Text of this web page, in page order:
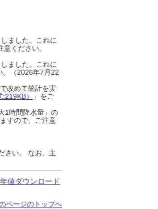
ました。これに
ください。
ました。これに
。（2026年7月22
改めて統計を実
）
」をご
1時間降水量」の
すので、ご注意
さい。 なお、主
値ダウンロード
ページのトップへ